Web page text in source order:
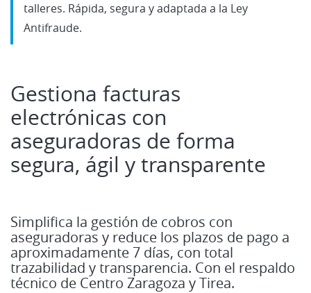
talleres. Rápida, segura y adaptada a la Ley
Antifraude.
Gestiona facturas
electrónicas con
aseguradoras de forma
segura, ágil y transparente
Simplifica la gestión de cobros con
aseguradoras y reduce los plazos de pago a
aproximadamente 7 días, con total
trazabilidad y transparencia. Con el respaldo
técnico de Centro Zaragoza y Tirea.